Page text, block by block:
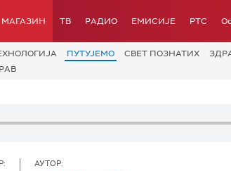
МАГАЗИН ТВ РАДИО ЕМИСИЈЕ РТС
ПУТУЈЕМО СВЕТ ПОЗНАТИХ
АУТОР: